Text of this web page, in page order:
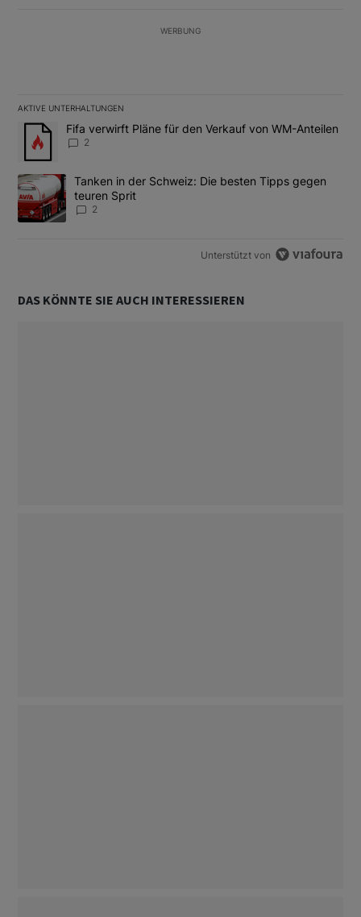
WERBUNG
AKTIVE UNTERHALTUNGEN
Das Folgende ist eine Liste der am meisten kommentierten
Ein Trendartikel mit dem Titel "Fifa verwirft Pläne für den
Fifa verwirft Pläne für den Verkauf von WM-Anteilen
2
Ein Trendartikel mit dem Titel "Tanken in der Schweiz: Die
Tanken in der Schweiz: Die besten Tipps gegen
teuren Sprit
2
Unterstützt von
DAS KÖNNTE SIE AUCH INTERESSIEREN